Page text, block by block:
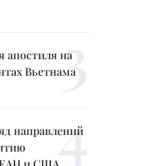
апостиля на
Вьетнама
направлений